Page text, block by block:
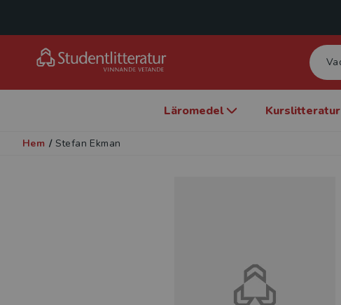
Läromedel Kurslitteratur
Hem / Stefan Ekman